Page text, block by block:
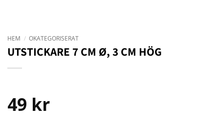
HEM / OKATEGORISERAT
UTSTICKARE 7 CM Ø, 3 CM HÖG
49 kr